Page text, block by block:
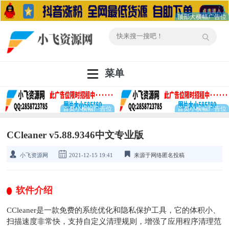
菜单
CCleaner v5.88.9346中文专业版
小飞资源网 2021-12-15 19:41 来源于网络匿名投稿
软件介绍
CCleaner是一款免费的系统优化和隐私保护工具，它的体积小、
扫描速度非常快，支持自定义清理规则，增强了应用程序清理范